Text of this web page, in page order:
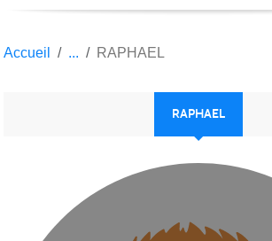
Accueil RAPHAEL
RAPHAEL